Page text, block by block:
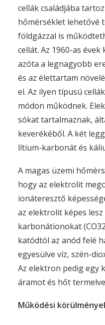
cellák családjába
hőmérséklet lehetővé
földgázzal is
cellát. Az 1960-as
azóta a legnagyobb
és az élettartam
el. Az ilyen típusú
módon működnek.
sókat tartalmaznak,
keverékéből. A két
lítium-karbonát és
A magas üzemi
hogy az elektrolit
ionáteresztő
az elektrolit képes
karbonátionokat
katódtól az anód felé
egyesülve víz, szén-
Az elektron pedig egy
áramot és hőt
Működési